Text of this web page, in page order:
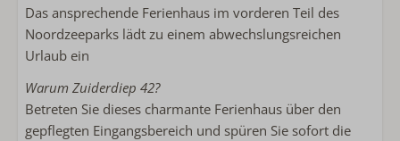
Nichtraucher
Waschmaschine
Wäschetrockner
Wohnen & Kochen
Grundfläche: 92
Das ansprechende Ferienhaus im vorderen Teil des
Noordzeeparks lädt zu einem abwechslungsreichen
Urlaub ein
Warum Zuiderdiep 42?
Betreten Sie dieses charmante Ferienhaus über den
gepflegten Eingangsbereich und spüren Sie sofort die